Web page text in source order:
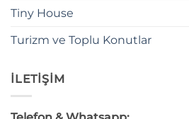
Tiny House
Turizm ve Toplu Konutlar
İLETİŞİM